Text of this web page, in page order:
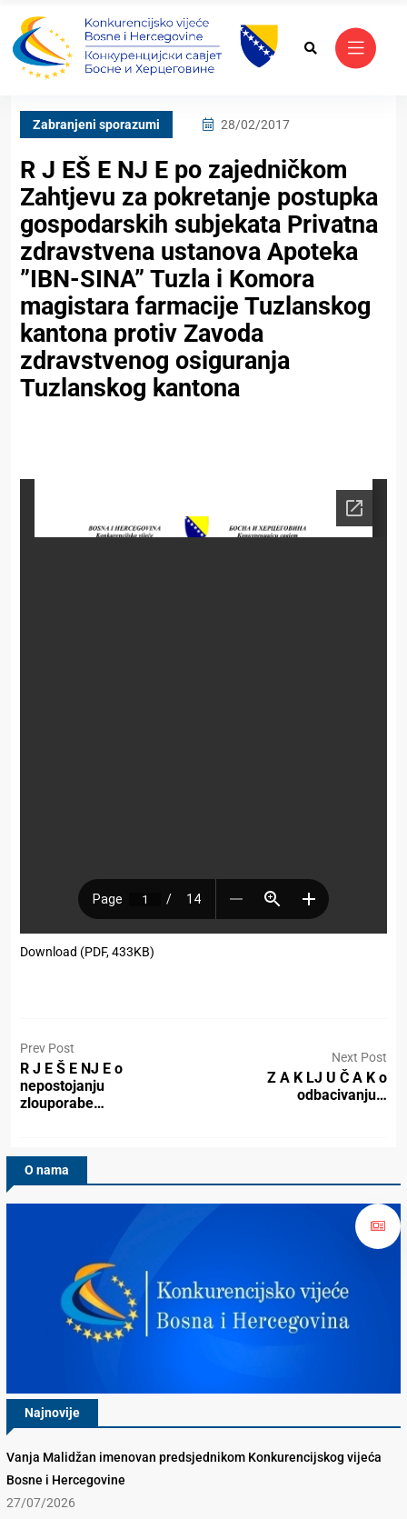
Zabranjeni sporazumi 28/02/2017
R J EŠ E NJ E po zajedničkom
Zahtjevu za pokretanje postupka
gospodarskih subjekata Privatna
zdravstvena ustanova Apoteka
”IBN-SINA” Tuzla i Komora
magistara farmacije Tuzlanskog
kantona protiv Zavoda
zdravstvenog osiguranja
Tuzlanskog kantona
Download (PDF, 433KB)
Prev Post
R J E Š E NJ E o
nepostojanju
zlouporabe…
Next Post
Z A K LJ U Č A K o
odbacivanju…
O nama
Najnovije
Vanja Malidžan imenovan predsjednikom Konkurencijskog vijeća
Bosne i Hercegovine
27/07/2026